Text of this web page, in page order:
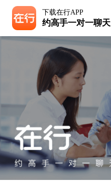
下载在行APP
约高手一对一聊天